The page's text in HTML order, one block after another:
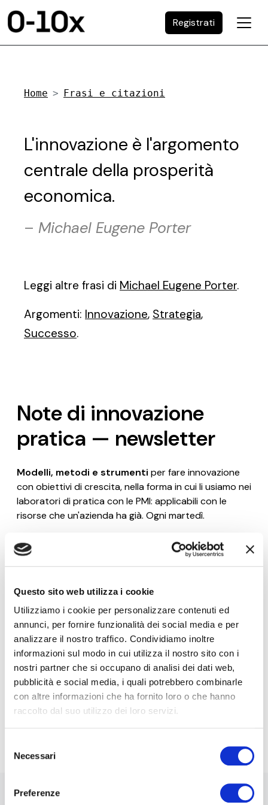
Questo sito web utilizza i cookie
Utilizziamo i cookie per personalizzare contenuti ed
annunci, per fornire funzionalità dei social media e per
analizzare il nostro traffico. Condividiamo inoltre
informazioni sul modo in cui utilizza il nostro sito con i
nostri partner che si occupano di analisi dei dati web,
pubblicità e social media, i quali potrebbero combinarle
con altre informazioni che ha fornito loro o che hanno
raccolto dal suo utilizzo dei loro servizi.
delNecessari
Preferenze
Registrati
Home Frasi e citazioni
L'innovazione è l'argomento
centrale della prosperità
economica.
– Michael Eugene Porter
Leggi altre frasi di Michael Eugene Porter.
Argomenti: Innovazione, Strategia,
Successo.
Note di innovazione
pratica — newsletter
Modelli, metodi e strumenti per fare innovazione
con obiettivi di crescita, nella forma in cui li usiamo nei
laboratori di pratica con le PMI: applicabili con le
risorse che un'azienda ha già. Ogni martedì.
e-Mail*
Ai sensi e per gli effetti degli artt. 6, 7, 12, 13 del
Regolamento UE 2016/679 – GDPR. Esprimo il
consenso al trattamento dati per finalità B), attività
di marketing diretto dell'informativa per il
trattamento dei dati personali.
Iscriviti alla Newsletter